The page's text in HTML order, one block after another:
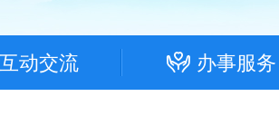
互动交流 办事服务